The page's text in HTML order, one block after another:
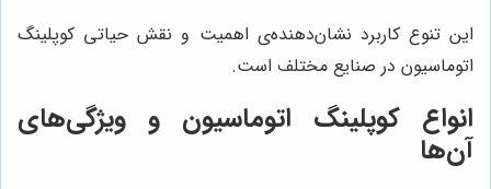
این تنوع کاربرد نشان‌دهنده‌ی اهمیت و نقش حیاتی کوپلینگ
اتوماسیون در صنایع مختلف است.
انواع کوپلینگ اتوماسیون و ویژگی‌های
آن‌ها